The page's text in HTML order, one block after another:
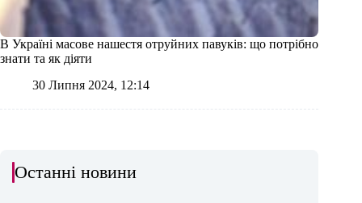
В Україні масове нашестя отруйних павуків: що потрібно
знати та як діяти
30 Липня 2024, 12:14
Останні новини